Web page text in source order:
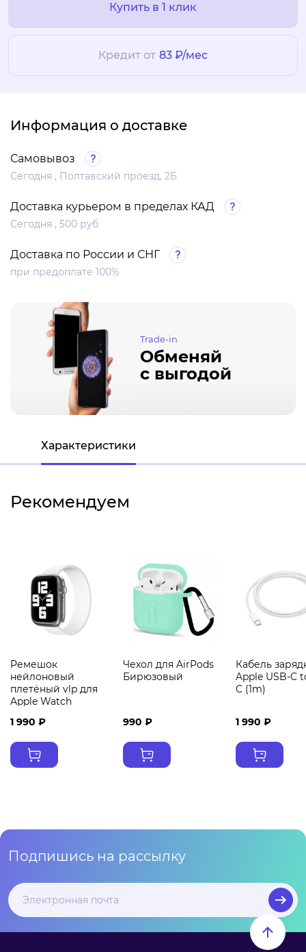
Купить в 1 клик
Кредит от 83 ₽/мес
Информация о доставке
Самовывоз
Сегодня , Полтавский проезд, 2Б
Доставка курьером в пределах КАД
Сегодня , 500 руб
Доставка по России и СНГ
при предоплате 100%
Trade-in
Обменяй
с выгодой
Характеристики
Рекомендуем
Ремешок
нейлоновый
плетёный vlp для
Apple Watch
белый
1 990 ₽
Чехол для AirPods
Бирюзовый
990 ₽
Кабель
Apple USB-C
C (1m)
1 990 ₽
Подпишись на рассылку